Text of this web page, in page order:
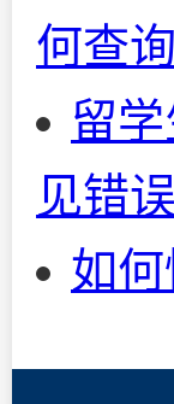
何查
留
见错
如